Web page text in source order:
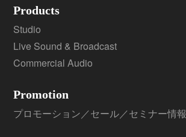
Products
Studio
Live Sound & Broadcast
Commercial Audio
Promotion
プロモーション／セール／セミナー情報